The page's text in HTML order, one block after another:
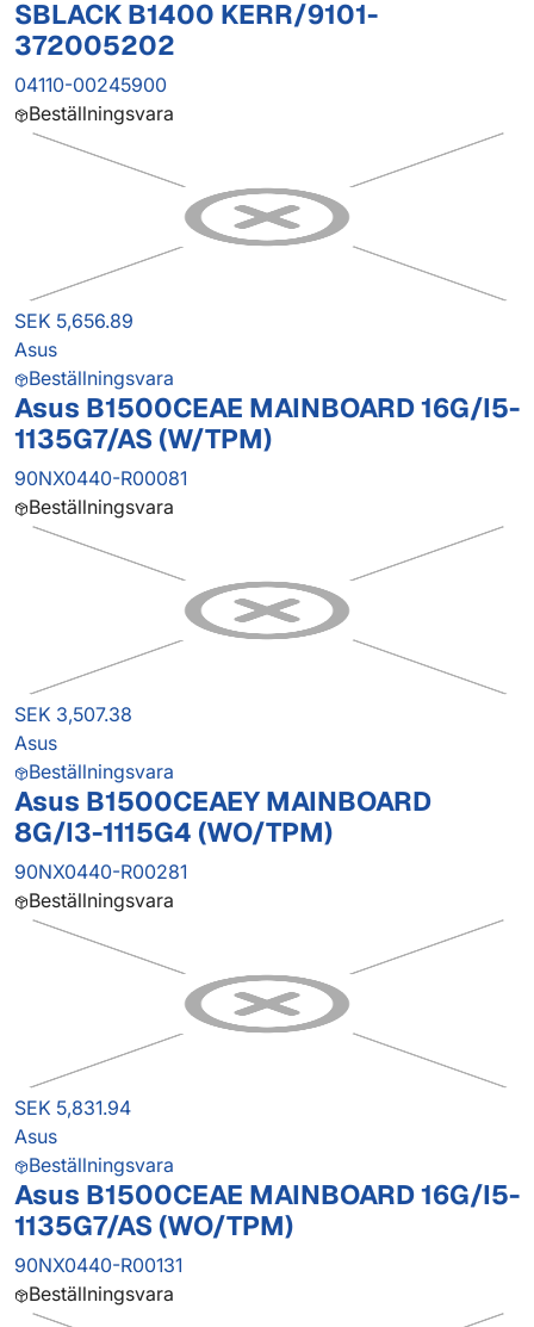
SBLACK B1400 KERR/9101-
372005202
04110-00245900
Beställningsvara
SEK 5,656.89
Asus
Beställningsvara
Asus B1500CEAE MAINBOARD 16G/I5-
1135G7/AS (W/TPM)
90NX0440-R00081
Beställningsvara
SEK 3,507.38
Asus
Beställningsvara
Asus B1500CEAEY MAINBOARD
8G/I3-1115G4 (WO/TPM)
90NX0440-R00281
Beställningsvara
SEK 5,831.94
Asus
Beställningsvara
Asus B1500CEAE MAINBOARD 16G/I5-
1135G7/AS (WO/TPM)
90NX0440-R00131
Beställningsvara